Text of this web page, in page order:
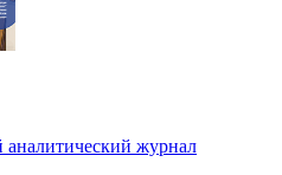
аналитический журнал